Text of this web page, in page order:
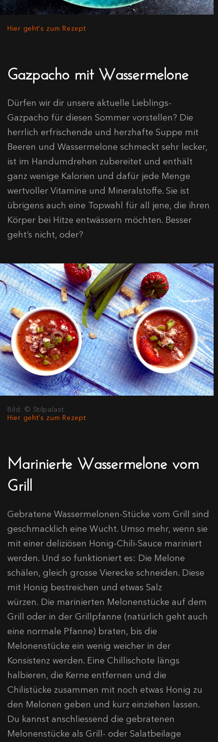
Hier geht's zum Rezept
Gazpacho mit Wassermelone
Dürfen wir dir unsere aktuelle Lieblings-
Gazpacho für diesen Sommer vorstellen? Die
herrlich erfrischende und herzhafte Suppe mit
Beeren und Wassermelone schmeckt sehr lecker,
ist im Handumdrehen zubereitet und enthält
ganz wenige Kalorien und dafür jede Menge
wertvoller Vitamine und Mineralstoffe. Sie ist
übrigens auch eine Topwahl für all jene, die ihren
Körper bei Hitze entwässern möchten. Besser
geht’s nicht, oder?
Bild: © Stilpalast
Hier geht's zum Rezept
Marinierte Wassermelone vom
Grill
Gebratene Wassermelonen-Stücke vom Grill sind
geschmacklich eine Wucht. Umso mehr, wenn sie
mit einer deliziösen Honig-Chili-Sauce mariniert
werden. Und so funktioniert es: Die Melone
schälen, gleich grosse Vierecke schneiden. Diese
mit Honig bestreichen und etwas Salz
würzen. Die marinierten Melonenstücke auf dem
Grill oder in der Grillpfanne (natürlich geht auch
eine normale Pfanne) braten, bis die
Melonenstücke ein wenig weicher in der
Konsistenz werden. Eine Chillischote längs
halbieren, die Kerne entfernen und die
Chilistücke zusammen mit noch etwas Honig zu
den Melonen geben und kurz einziehen lassen.
Du kannst anschliessend die gebratenen
Melonenstücke als Grill- oder Salatbeilage